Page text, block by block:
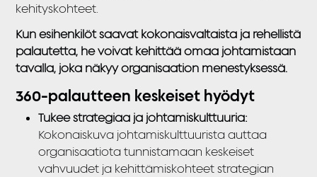
kehityskohteet.
Kun esihenkilöt saavat kokonaisvaltaista ja rehellistä
palautetta, he voivat kehittää omaa johtamistaan
tavalla, joka näkyy organisaation menestyksessä.
360-palautteen keskeiset hyödyt
Tukee strategiaa ja johtamiskulttuuria:
Kokonaiskuva johtamiskulttuurista auttaa
organisaatiota tunnistamaan keskeiset
vahvuudet ja kehittämiskohteet strategian